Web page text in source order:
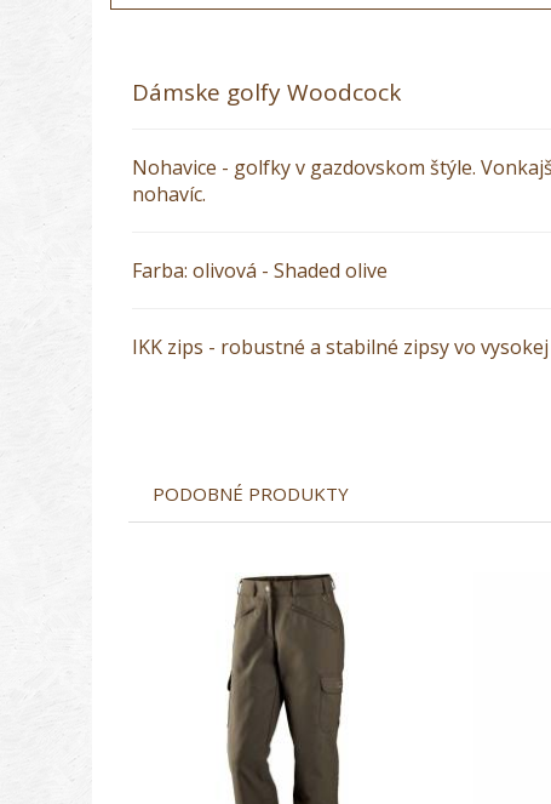
Dámske golfy Woodcock
Nohavice - golfky v gazdovskom štýle.
nohavíc.
Farba: olivová - Shaded olive
IKK zips - robustné a stabilné zipsy vo
PODOBNÉ PRODUKTY